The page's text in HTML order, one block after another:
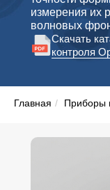
измерения их
волновых
Скачать
контроля
Главная / Приборы